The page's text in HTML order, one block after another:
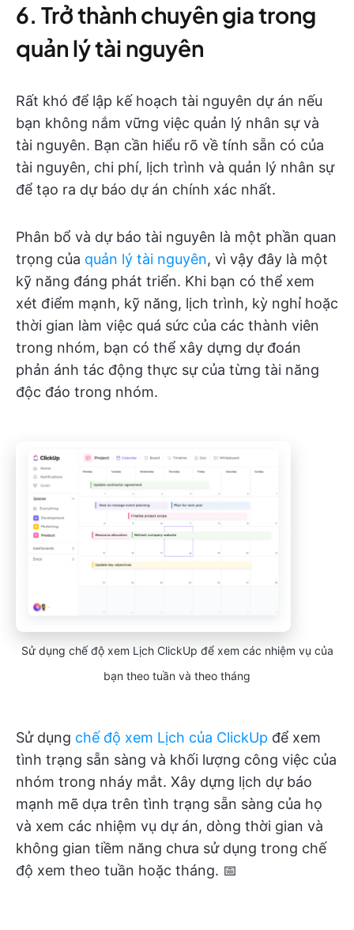
6. Trở thành chuyên gia trong
quản lý tài nguyên
Rất khó để lập kế hoạch tài nguyên dự án nếu
bạn không nắm vững việc quản lý nhân sự và
tài nguyên. Bạn cần hiểu rõ về tính sẵn có của
tài nguyên, chi phí, lịch trình và quản lý nhân sự
để tạo ra dự báo dự án chính xác nhất.
Phân bổ và dự báo tài nguyên là một phần quan
trọng của quản lý tài nguyên, vì vậy đây là một
kỹ năng đáng phát triển. Khi bạn có thể xem
xét điểm mạnh, kỹ năng, lịch trình, kỳ nghỉ hoặc
thời gian làm việc quá sức của các thành viên
trong nhóm, bạn có thể xây dựng dự đoán
phản ánh tác động thực sự của từng tài năng
độc đáo trong nhóm.
Sử dụng chế độ xem Lịch ClickUp để xem các nhiệm vụ của
bạn theo tuần và theo tháng
Sử dụng chế độ xem Lịch của ClickUp để xem
tình trạng sẵn sàng và khối lượng công việc của
nhóm trong nháy mắt. Xây dựng lịch dự báo
mạnh mẽ dựa trên tình trạng sẵn sàng của họ
và xem các nhiệm vụ dự án, dòng thời gian và
không gian tiềm năng chưa sử dụng trong chế
độ xem theo tuần hoặc tháng. 📅